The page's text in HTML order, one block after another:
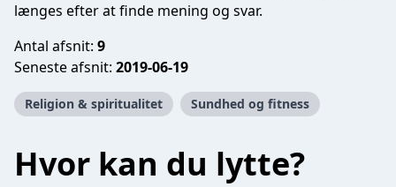
længes efter at finde mening og svar.
Antal afsnit: 9
Seneste afsnit: 2019-06-19
Religion & spiritualitet Sundhed og fitness
Hvor kan du lytte?